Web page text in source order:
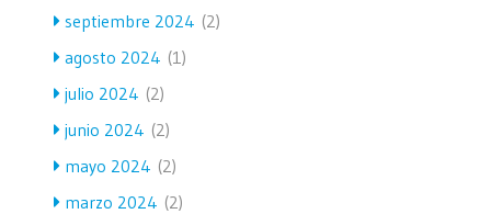
septiembre 2024 (2)
agosto 2024 (1)
julio 2024 (2)
junio 2024 (2)
mayo 2024 (2)
marzo 2024 (2)